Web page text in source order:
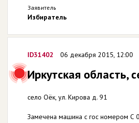
Заявитель
Избиратель
ID31402 06 декабря 2015, 12:00
Иркутская область,
село Оёк, ул. Кирова д. 91
Замечена машина с гос номером С